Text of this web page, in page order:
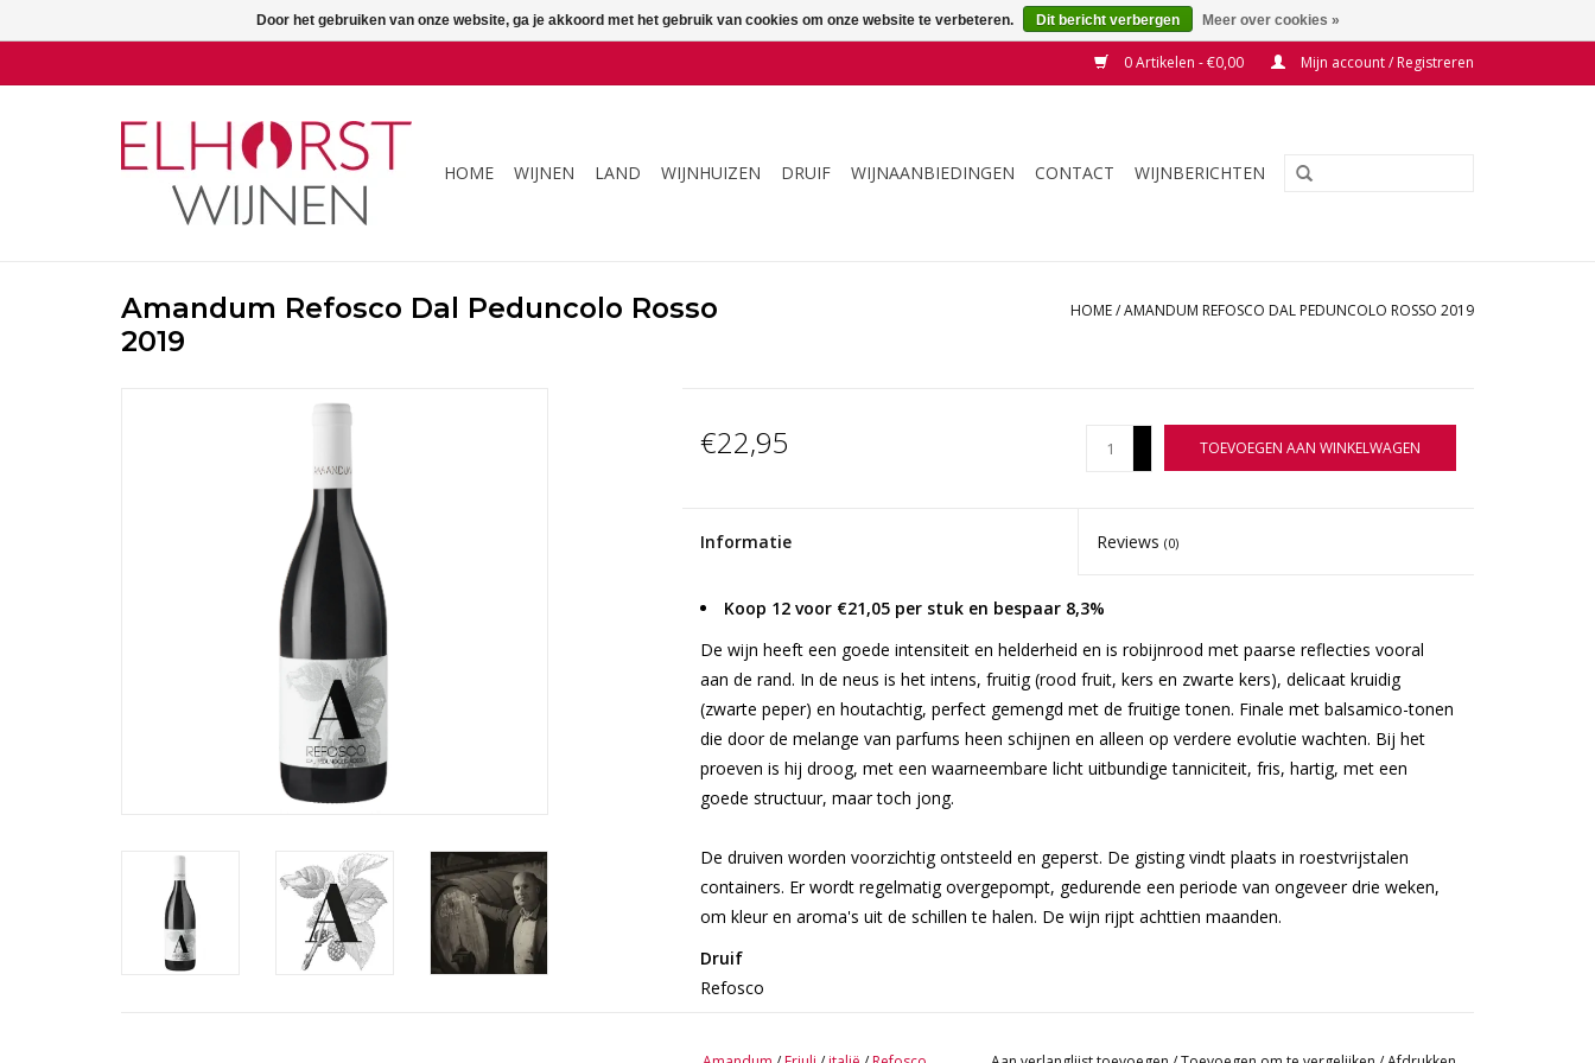
0 Artikelen - €0,00 Mijn account / Registreren
HOME WIJNEN LAND WIJNHUIZEN DRUIF WIJNAANBIEDINGEN CONTACT WIJNBERICHTEN
Amandum Refosco Dal Peduncolo Rosso
2019
HOME/AMANDUM REFOSCO DAL PEDUNCOLO ROSSO 2019
€22,95 TOEVOEGEN AAN WINKELWAGEN
Informatie Reviews(0)
Koop 12 voor €21,05 per stuk en bespaar 8,3%
De wijn heeft een goede intensiteit en helderheid en is robijnrood met paarse reflecties vooral
aan de rand. In de neus is het intens, fruitig (rood fruit, kers en zwarte kers), delicaat kruidig ​​
(zwarte peper) en houtachtig, perfect gemengd met de fruitige tonen. Finale met balsamico-tonen
die door de melange van parfums heen schijnen en alleen op verdere evolutie wachten. Bij het
proeven is hij droog, met een waarneembare licht uitbundige tanniciteit, fris, hartig, met een
goede structuur, maar toch jong.
De druiven worden voorzichtig ontsteeld en geperst. De gisting vindt plaats in roestvrijstalen
containers. Er wordt regelmatig overgepompt, gedurende een periode van ongeveer drie weken,
om kleur en aroma's uit de schillen te halen. De wijn rijpt achttien maanden.
Druif
Refosco
Door het gebruiken van onze website, ga je akkoord met het gebruik van cookies om onze website te verbeteren. Dit bericht verbergen Meer over cookies »